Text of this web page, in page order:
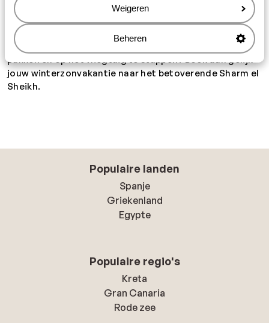
Weigeren
Beheren
onderneemt. Liever een dagje luieren op een prachtig
strand en urenlang staren over de schitterende
zee? Wij hebben
de mooiste stranden van Egypte
voor
je op een rijtje gezet. Sta jij al klaar om je koffer in te
pakken en op het vliegtuig te stappen? Boek dan gelijk
jouw winterzonvakantie naar het betoverende Sharm el
Sheikh.
Populaire landen
Spanje
Griekenland
Egypte
Populaire regio's
Kreta
Gran Canaria
Rode zee